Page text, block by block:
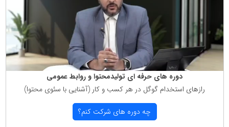
دوره های حرفه ای تولیدمحتوا و روابط عمومی
رازهای استخدام گوگل در هر كسب و كار (آشنایی با سئوی محتوا)
چه دوره های شركت كنم؟